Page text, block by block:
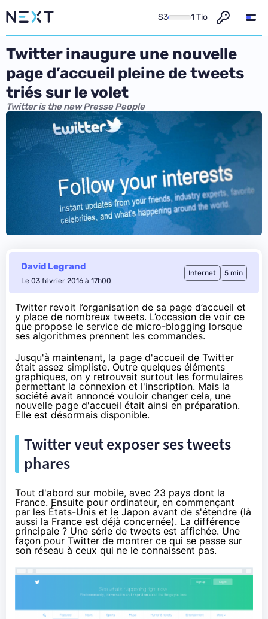
S3 1 Tio
Twitter inaugure une nouvelle
page d’accueil pleine de tweets
triés sur le volet
Twitter is the new Presse People
David Legrand
Le 03 février 2016 à 17h00
Internet 5 min
Twitter revoit l’organisation de sa page d’accueil et
y place de nombreux tweets. L’occasion de voir ce
que propose le service de micro-blogging lorsque
ses algorithmes prennent les commandes.
Jusqu'à maintenant, la page d'accueil de Twitter
était assez simpliste. Outre quelques éléments
graphiques, on y retrouvait surtout les formulaires
permettant la connexion et l'inscription. Mais la
société avait annoncé vouloir changer cela, une
nouvelle page d'accueil était ainsi en préparation.
Elle est désormais disponible.
Twitter veut exposer ses tweets
phares
Tout d'abord sur mobile, avec 23 pays dont la
France. Ensuite pour ordinateur, en commençant
par les États-Unis et le Japon avant de s'étendre (là
aussi la France est déjà concernée). La différence
principale ? Une série de tweets est affichée. Une
façon pour Twitter de montrer ce qui se passe sur
son réseau à ceux qui ne le connaissent pas.